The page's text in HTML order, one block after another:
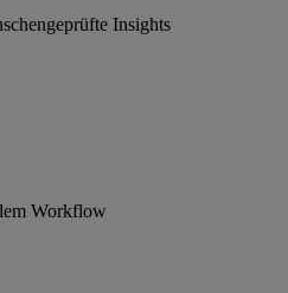
Insights
Workflow